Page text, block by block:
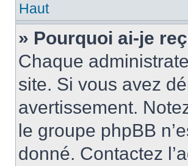
Haut
» Pourquoi ai-je
Chaque
site. Si vous avez
avertissement.
le groupe phpBB
donné. Contactez